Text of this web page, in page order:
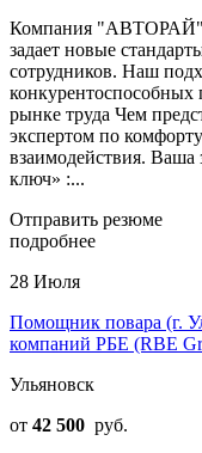
Компания "АВТОРАЙ"
задает новые
сотрудников. Наш
конкурентоспособных
рынке труда Чем
экспертом по
взаимодействия. Ваша
ключ» :...
Отправить резюме
подробнее
28 Июля
Помощник повара (г.
компаний РБЕ (RBE
Ульяновск
от 42 500 руб.